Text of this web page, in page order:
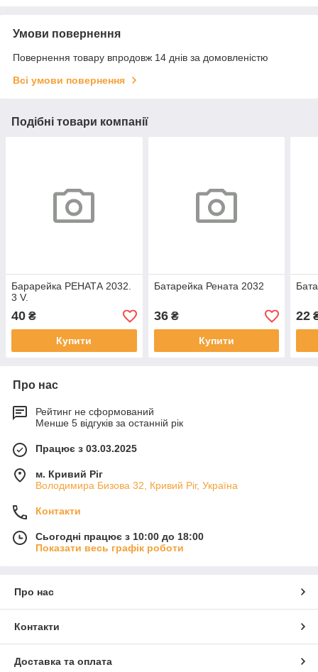
Умови повернення
Повернення товару впродовж 14 днів за домовленістю
Всі умови повернення
Подібні товари компанії
Барарейка РЕНАТА 2032.
3 V.
40 ₴
Купити
Батарейка Рената 2032
36₴
Купити
22
Про нас
Рейтинг не сформований
Менше 5 відгуків за останній рік
Працює з 03.03.2025
м. Кривий Ріг
Володимира Бизова 32, Кривий Ріг, Україна
Контакти
Сьогодні працює з 10:00 до 18:00
Показати весь графік роботи
Про нас
Контакти
Доставка та оплата